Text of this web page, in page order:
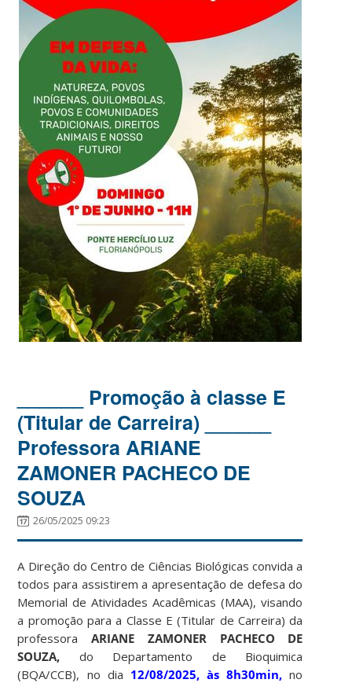
______ Promoção à classe E
(Titular de Carreira) ______
Professora ARIANE
ZAMONER PACHECO DE
SOUZA
26/05/2025 09:23
A Direção do Centro de Ciências Biológicas convida a
todos para assistirem a apresentação de defesa do
Memorial de Atividades Acadêmicas (MAA), visando
a promoção para a Classe E (Titular de Carreira) da
professoraARIANE ZAMONER PACHECO DE
SOUZA, do Departamento de Bioquimica
(BQA/CCB), no dia 12/08/2025, às 8h30min, no